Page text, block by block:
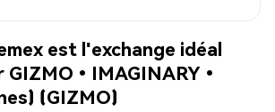
est l'exchange idéal
GIZMO•IMAGINARY•
(GIZMO)